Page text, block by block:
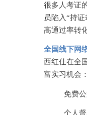
很多人考证
员陷入“持
高通过率转
全国线下网
西红仕在全
富实习机会：
免费
个人